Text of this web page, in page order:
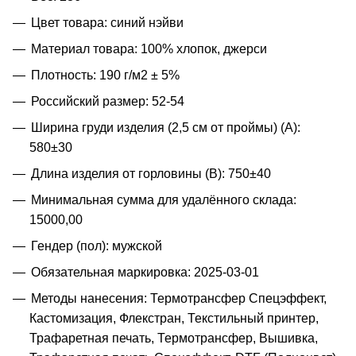
Цвет товара: синий нэйви
Материал товара: 100% хлопок, джерси
Плотность: 190 г/м2 ± 5%
Российский размер: 52-54
Ширина груди изделия (2,5 см от проймы) (A):
580±30
Длина изделия от горловины (B): 750±40
Минимальная сумма для удалённого склада:
15000,00
Гендер (пол): мужской
Обязательная маркировка: 2025-03-01
Методы нанесения: Термотрансфер Спецэффект,
Кастомизация, Флекстран, Текстильный принтер,
Трафаретная печать, Термотрансфер, Вышивка,